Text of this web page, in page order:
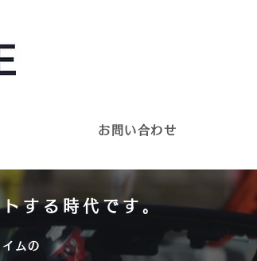
お問い合わせ
する時代です。
ムの